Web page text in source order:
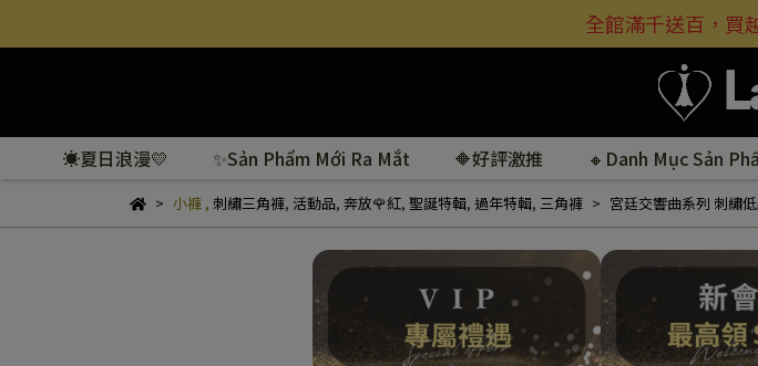
全館滿千送百，買
☀️夏日浪漫💛 ✨Sản Phẩm Mới Ra Mắt 🔶好評激推 🔸Danh Mục Sản
小褲, 刺繡三角褲, 活動品, 奔放🌹紅, 聖誕特輯, 過年特輯, 三角褲 宮廷交響曲系列 刺繡